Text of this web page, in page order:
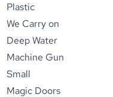
Plastic
We Carry on
Deep Water
Machine Gun
Small
Magic Doors